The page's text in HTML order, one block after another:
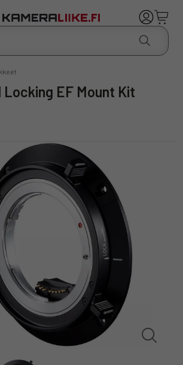
Locking EF Mount Kit